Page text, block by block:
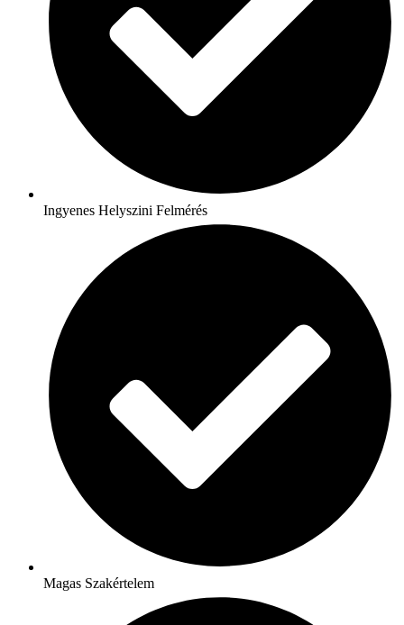
Ingyenes Helyszini Felmérés
Magas Szakértelem